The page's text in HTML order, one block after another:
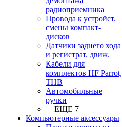
радиоприемника
Провода к устройст.
смены компакт-
дисков
Датчики заднего хода
и регистрат. движ.
Кабели для
комплектов HF Parrot,
THB
Автомобильные
ручки
+ ЕЩЕ 7
Компьютерные аксессуары